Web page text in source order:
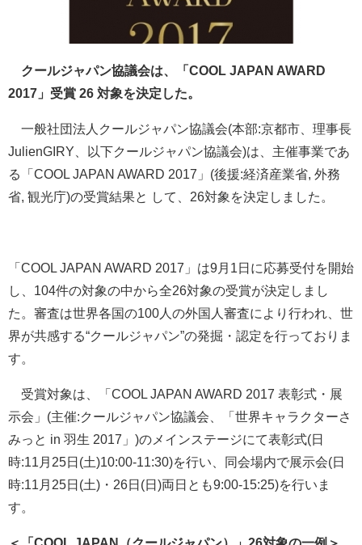
クールジャパン協議会は、「COOL JAPAN AWARD
2017」受賞 26 対象を決定した。
一般社団法人クールジャパン協議会(本部:京都市、理事長
JulienGIRY、以下クールジャパン協議会)は、主催事業であ
る「COOL JAPAN AWARD 2017」(後援:経済産業省, 外務
省, 観光庁)の受賞結果と して、26対象を決定しました。
「COOL JAPAN AWARD 2017」は9月1日に応募受付を開始
し、104件の対象の中から全26対象の受賞が決定しまし
た。審査は世界各国の100人の外国人審査により行われ、世
界が共感する“クールジャパン”の発掘・認定を行っておりま
す。
受賞対象は、「COOL JAPAN AWARD 2017 表彰式・展
示会」(主催:クールジャパン協議会、「世界キャラクターさ
みっと in 羽生 2017」)のメインステージにて表彰式(日
時:11月25日(土)10:00-11:30)を行い、同会場内で展示会(日
時:11月25日(土)・26日(日)両日とも9:00-15:25)を行いま
す。